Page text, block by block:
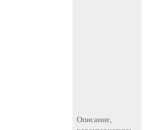
Описание,